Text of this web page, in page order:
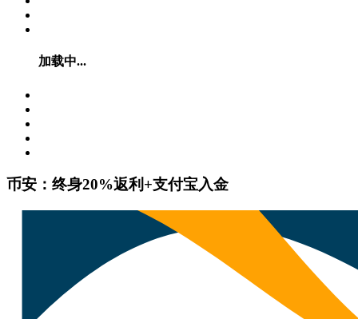
加载中...
币安：终身20%返利+支付宝入金